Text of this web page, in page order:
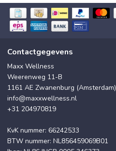
Contactgegevens
Maxx Wellness
Weerenweg 11-B
1161 AE Zwanenburg (Amsterdam)
info@maxxwellness.nl
+31 204970819
KvK nummer: 66242533
BTW nummer: NL856459069B01